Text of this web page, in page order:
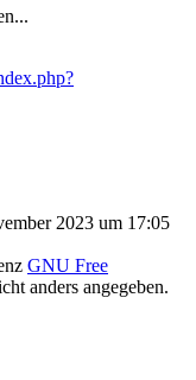
2023 um 17:05
GNU Free
anders angegeben.